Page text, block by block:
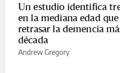
Un estudio identifica
en la mediana edad
retrasar la demencia
década
Andrew Gregory